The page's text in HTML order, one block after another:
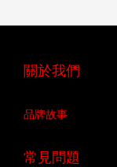
關於我們
品牌故事
常見問題